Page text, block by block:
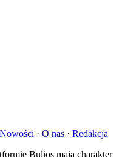
Nowości · O nas · Redakcja
Bulios mają charakter